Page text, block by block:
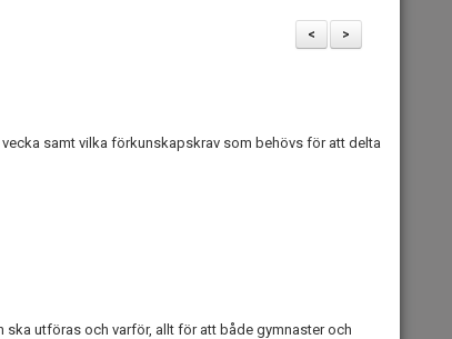
>
<
samt vilka förkunskapskrav som behövs för att delta
ska utföras och varför, allt för att både gymnaster och